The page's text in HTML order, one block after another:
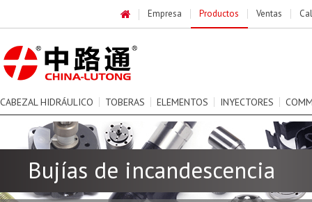
Bujías de incandescencia
Empresa Productos Ventas
CABEZAL HIDRÁULICO TOBERAS ELEMENTOS INYECTORES